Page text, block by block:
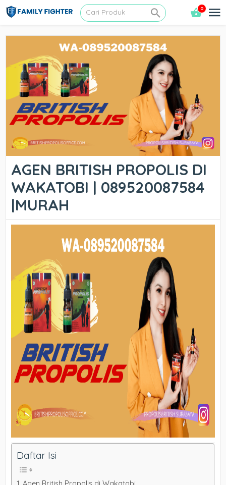
0
AGEN BRITISH PROPOLIS DI
WAKATOBI | 089520087584
|MURAH
Daftar Isi